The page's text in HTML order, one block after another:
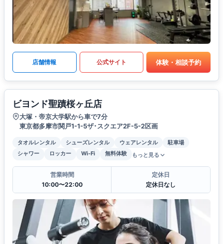
店舗情報 公式サイト 体験・相談予約
ビヨンド聖蹟桜ヶ丘店
大塚・帝京大学駅から車で7分
東京都多摩市関戸1-1-5ザ･スクエア2F-5-2区画
タオルレンタル シューズレンタル ウェアレンタル
駐車場
シャワー
ロッカー Wi-Fi 無料体験 もっと見る
営業時間
10:00〜22:00
定休日
定休日なし